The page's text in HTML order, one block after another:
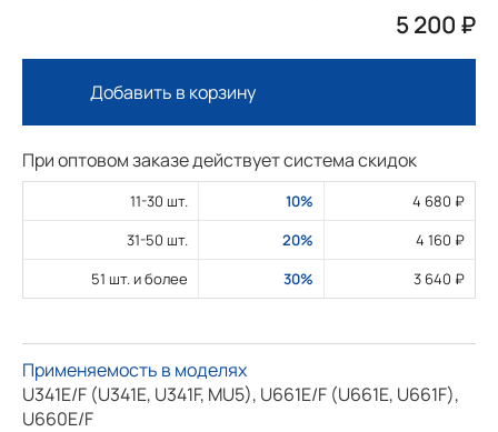
5 200 ₽
Добавить в корзину
При оптовом заказе действует система скидок
11-30 шт. 10%
4 680 ₽
31-50 шт.
20%
4 160 ₽
51 шт. и более
30% 3 640 ₽
Применяемость в моделях
U341E/F (U341E, U341F, MU5), U661E/F (U661E, U661F),
U660E/F